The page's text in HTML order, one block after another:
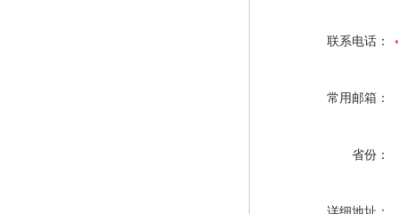
联系电话：
常用邮箱：
省份：